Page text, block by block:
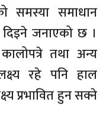
समस्या समाधान
दिइने जनाएको छ ।
तथा अन्य
रहे पनि हाल
प्रभावित हुन सक्ने